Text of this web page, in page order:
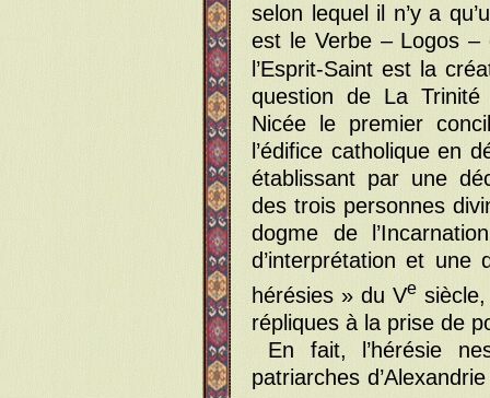
selon lequel il n’y a
est le Verbe – Logos
l’Esprit-Saint est la
question de La
Nicée le premier
l’édifice catholique en
établissant par une
des trois personnes
dogme de
d’interprétation et une
hérésies » du Ve
répliques à la prise de
En fait, l’hérésie
patriarches